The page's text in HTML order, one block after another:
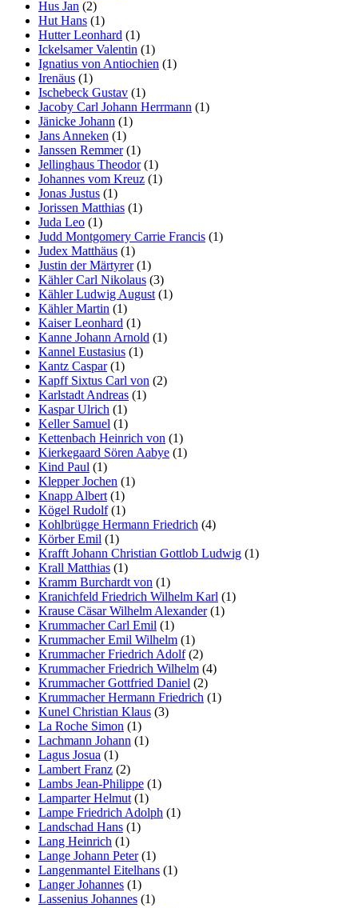
Hus Jan (2)
Hut Hans (1)
Hutter Leonhard (1)
Ickelsamer Valentin (1)
Ignatius von Antiochien (1)
Irenäus (1)
Ischebeck Gustav (1)
Jacoby Carl Johann Herrmann (1)
Jänicke Johann (1)
Jans Anneken (1)
Janssen Remmer(1)
Jellinghaus Theodor(1)
Johannes vom Kreuz (1)
Jonas Justus (1)
Jorissen Matthias (1)
Juda Leo (1)
Judd Montgomery Carrie Francis (1)
Judex Matthäus (1)
Justin der Märtyrer(1)
Kähler Carl Nikolaus (3)
Kähler Ludwig August (1)
Kähler Martin (1)
Kaiser Leonhard (1)
Kanne Johann Arnold (1)
Kannel Eustasius (1)
Kantz Caspar(1)
Kapff Sixtus Carl von (2)
Karlstadt Andreas (1)
Kaspar Ulrich (1)
Keller Samuel (1)
Kettenbach Heinrich von (1)
Kierkegaard Sören Aabye (1)
Kind Paul (1)
Klepper Jochen (1)
Knapp Albert (1)
Kögel Rudolf(1)
Kohlbrügge Hermann Friedrich (4)
Körber Emil (1)
Krafft Johann Christian Gottlob Ludwig (1)
Krall Matthias (1)
Kramm Burchardt von (1)
Kranichfeld Friedrich Wilhelm Karl (1)
Krause Cäsar Wilhelm Alexander(1)
Krummacher Carl Emil (1)
Krummacher Emil Wilhelm (1)
Krummacher Friedrich Adolf(2)
Krummacher Friedrich Wilhelm (4)
Krummacher Gottfried Daniel (2)
Krummacher Hermann Friedrich (1)
Kunel Christian Klaus (3)
La Roche Simon (1)
Lachmann Johann (1)
Lagus Josua (1)
Lambert Franz (2)
Lambs Jean-Philippe (1)
Lamparter Helmut (1)
Lampe Friedrich Adolph (1)
Landschad Hans (1)
Lang Heinrich (1)
Lange Johann Peter(1)
Langenmantel Eitelhans (1)
Langer Johannes (1)
Lassenius Johannes (1)